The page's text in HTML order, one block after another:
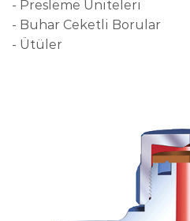
- Presleme Üniteleri
- Buhar Ceketli Borular
- Ütüler